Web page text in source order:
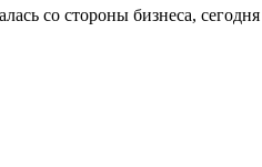
со стороны бизнеса,